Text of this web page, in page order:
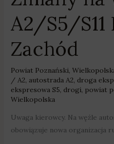
A2/S5/S11
Zachód
Powiat Poznański,
/ A2, autostrada A2, droga
ekspresowa S5, drogi, powiat
Wielkopolska
Uwaga kierowcy. Na węźle
obowiązuje nowa organizacja